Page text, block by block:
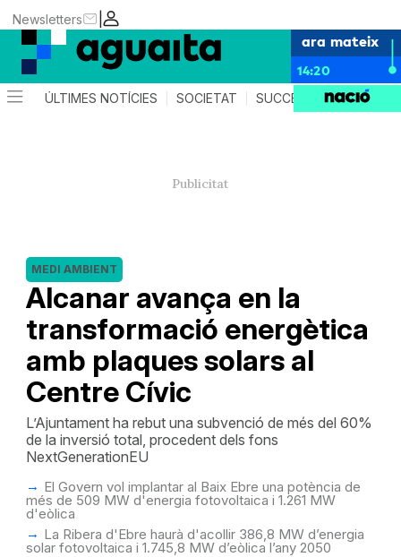
|
Newsletters
ara mateix
14:20
ÚLTIMES NOTÍCIES SOCIETAT SUCCESSOS AGENDA
Alcanar avança en la
transformació energètica
amb plaques solars al
Centre Cívic
MEDI AMBIENT
L’Ajuntament ha rebut una subvenció de més del 60%
de la inversió total, procedent dels fons
NextGenerationEU
El Govern vol implantar al Baix Ebre una potència de
més de 509 MW d'energia fotovoltaica i 1.261 MW
d'eòlica
La Ribera d'Ebre haurà d'acollir 386,8 MW d’energia
solar fotovoltaica i 1.745,8 MW d’eòlica l’any 2050